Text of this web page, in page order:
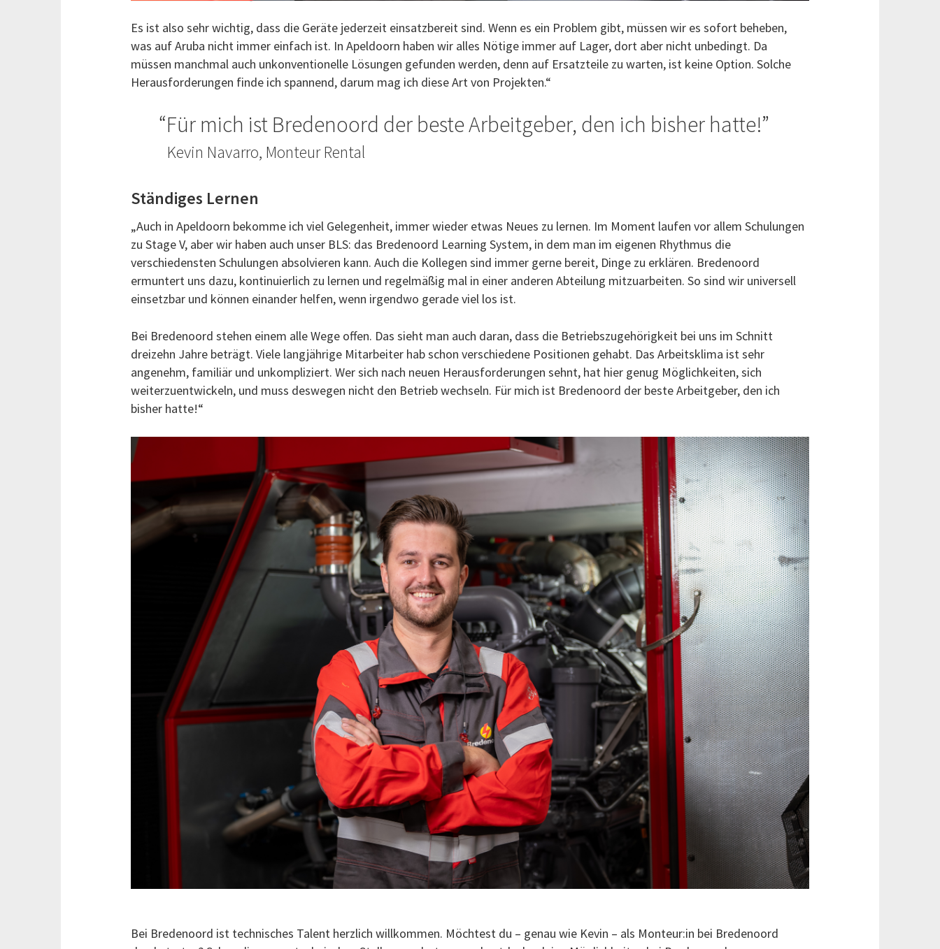
Es ist also sehr wichtig, dass die Geräte jederzeit einsatzbereit sind. Wenn es ein Problem gibt, müssen wir es sofort beheben,
was auf Aruba nicht immer einfach ist. In Apeldoorn haben wir alles Nötige immer auf Lager, dort aber nicht unbedingt. Da
müssen manchmal auch unkonventionelle Lösungen gefunden werden, denn auf Ersatzteile zu warten, ist keine Option. Solche
Herausforderungen finde ich spannend, darum mag ich diese Art von Projekten.“
Für mich ist Bredenoord der beste Arbeitgeber, den ich bisher hatte!
Kevin Navarro, Monteur Rental
Ständiges Lernen
„Auch in Apeldoorn bekomme ich viel Gelegenheit, immer wieder etwas Neues zu lernen. Im Moment laufen vor allem Schulungen
zu Stage V, aber wir haben auch unser BLS: das Bredenoord Learning System, in dem man im eigenen Rhythmus die
verschiedensten Schulungen absolvieren kann. Auch die Kollegen sind immer gerne bereit, Dinge zu erklären. Bredenoord
ermuntert uns dazu, kontinuierlich zu lernen und regelmäßig mal in einer anderen Abteilung mitzuarbeiten. So sind wir universell
einsetzbar und können einander helfen, wenn irgendwo gerade viel los ist.
Bei Bredenoord stehen einem alle Wege offen. Das sieht man auch daran, dass die Betriebszugehörigkeit bei uns im Schnitt
dreizehn Jahre beträgt. Viele langjährige Mitarbeiter hab schon verschiedene Positionen gehabt. Das Arbeitsklima ist sehr
angenehm, familiär und unkompliziert. Wer sich nach neuen Herausforderungen sehnt, hat hier genug Möglichkeiten, sich
weiterzuentwickeln, und muss deswegen nicht den Betrieb wechseln. Für mich ist Bredenoord der beste Arbeitgeber, den ich
bisher hatte!“
Bei Bredenoord ist technisches Talent herzlich willkommen. Möchtest du – genau wie Kevin – als Monteur:in bei Bredenoord